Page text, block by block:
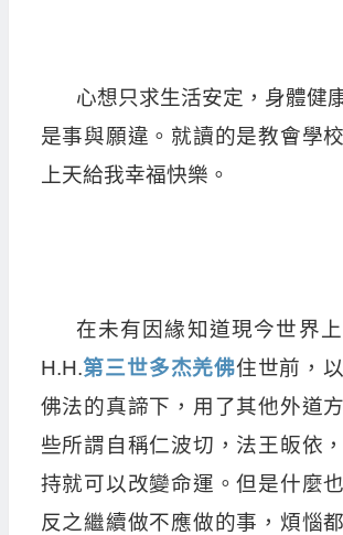
心想只求生活安定，身體健
是事與願違。就讀的是教會學
上天給我幸福快樂。
在未有因緣知道現今世界
H.H.第三世多杰羌佛住世前，
佛法的真諦下，用了其他外道
些所謂自稱仁波切，法王皈依
持就可以改變命運。但是什麼
反之繼續做不應做的事，煩惱